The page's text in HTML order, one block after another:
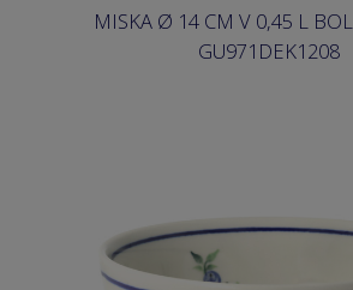
MISKA Ø 14 CM V 0,45 L
GU971DEK1208